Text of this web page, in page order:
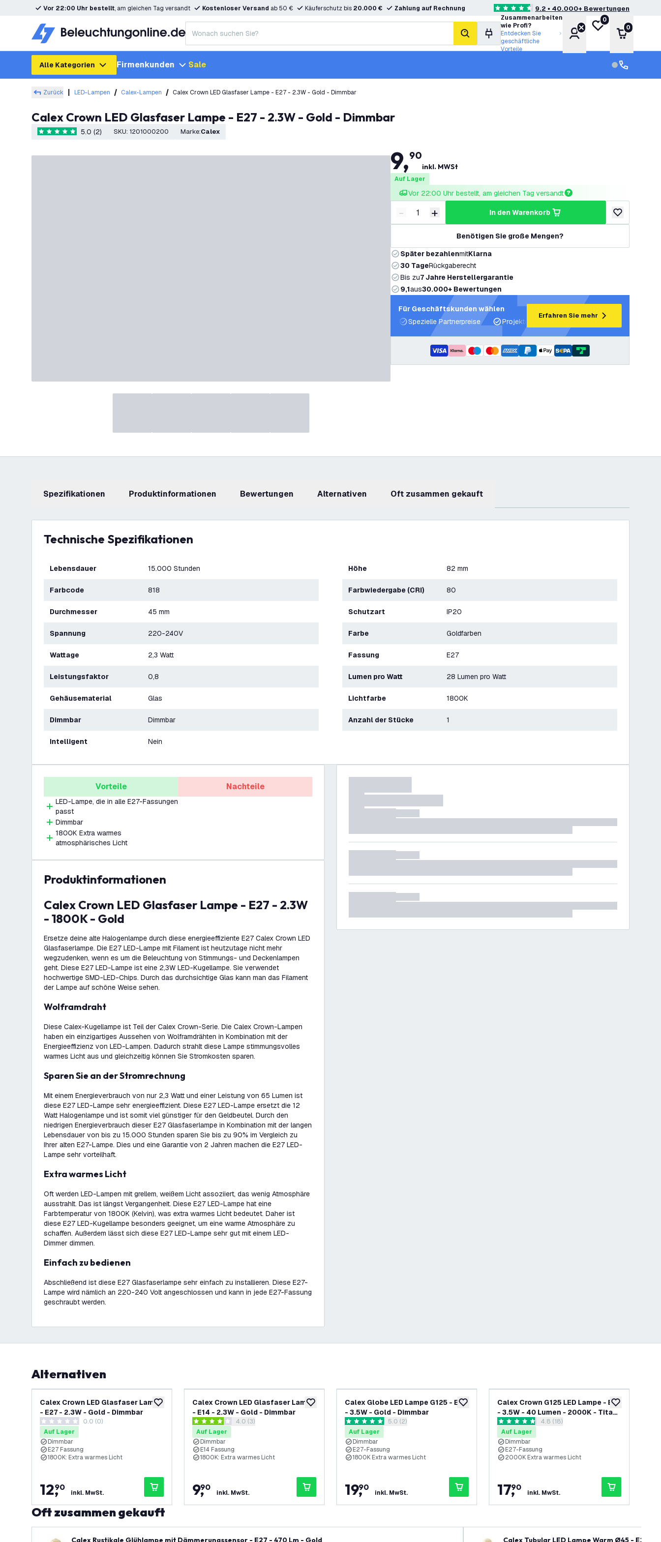
Vor 22:00 Uhr bestellt, am gleichen Tag versandt Kostenloser Versand ab 50 € Käuferschutz bis 20.000 € Zahlung auf Rechnung 4.6 Bewertungssterne9.2 • 40.000+ Bewertungen
Suche
Zusammenarbeiten
wie Profi?
Entdecken Sie
geschäftliche
Vorteile
Konto
Meine Wunschliste
0
Warenkorb
0
Alle Kategorien Firmenkunden Sale
Zurück LED-Lampen Calex-Lampen Calex Crown LED Glasfaser Lampe - E27 - 2.3W - Gold - Dimmbar
Calex Crown LED Glasfaser Lampe - E27 - 2.3W - Gold - Dimmbar
5 Bewertungssterne
5.0 (2) SKU: 1201000200 Marke: Calex
9,90
inkl. MWSt
Auf Lager
Vor 22:00 Uhr bestellt, am gleichen Tag versandt
Menge verringern
- Menge erhöhen
+ in den Warenkorb
zur
Benötigen Sie große Mengen?
Später bezahlenmitKlarna
30 TageRückgaberecht
Bis zu7 Jahre Herstellergarantie
9,1aus30.000+ Bewertungen
Für Geschäftskunden wählen
Spezielle Partnerpreise
Projektunterstützung und Lichtpläne
Erfahren Sie mehr
Spezifikationen Produktinformationen Bewertungen Alternativen Oft zusammen gekauft
Technische Spezifikationen
Lebensdauer 15.000 Stunden
Farbcode 818
Durchmesser 45 mm
Spannung 220-240V
Wattage 2,3 Watt
Leistungsfaktor 0,8
Gehäusematerial Glas
Dimmbar Dimmbar
Intelligent Nein
Höhe 82 mm
Farbwiedergabe (CRI) 80
Schutzart IP20
Farbe Goldfarben
Fassung E27
Lumen pro Watt 28 Lumen pro Watt
Lichtfarbe 1800K
Anzahl der Stücke 1
Vorteile
LED-Lampe, die in alle E27-Fassungen
passt
Dimmbar
1800K Extra warmes
atmosphärisches Licht
Nachteile
Produktinformationen
Calex Crown LED Glasfaser Lampe - E27 - 2.3W
- 1800K - Gold
Ersetze deine alte Halogenlampe durch diese energieeffiziente E27 Calex Crown LED
Glasfaserlampe. Die E27 LED-Lampe mit Filament ist heutzutage nicht mehr
wegzudenken, wenn es um die Beleuchtung von Stimmungs- und Deckenlampen
geht. Diese E27 LED-Lampe ist eine 2,3W LED-Kugellampe. Sie verwendet
hochwertige SMD-LED-Chips. Durch das durchsichtige Glas kann man das Filament
der Lampe auf schöne Weise sehen.
Wolframdraht
Diese Calex-Kugellampe ist Teil der Calex Crown-Serie. Die Calex Crown-Lampen
haben ein einzigartiges Aussehen von Wolframdrähten in Kombination mit der
Energieeffizienz von LED-Lampen. Dadurch strahlt diese Lampe stimmungsvolles
warmes Licht aus und gleichzeitig können Sie Stromkosten sparen.
Sparen Sie an der Stromrechnung
Mit einem Energieverbrauch von nur 2,3 Watt und einer Leistung von 65 Lumen ist
diese E27 LED-Lampe sehr energieeffizient. Diese E27 LED-Lampe ersetzt die 12
Watt Halogenlampe und ist somit viel günstiger für den Geldbeutel. Durch den
niedrigen Energieverbrauch dieser E27 Glasfaserlampe in Kombination mit der langen
Lebensdauer von bis zu 15.000 Stunden sparen Sie bis zu 90% im Vergleich zu
Ihrer alten E27-Lampe. Dies und eine Garantie von 2 Jahren machen die E27 LED-
Lampe sehr vorteilhaft.
Extra warmes Licht
Oft werden LED-Lampen mit grellem, weißem Licht assoziiert, das wenig Atmosphäre
ausstrahlt. Das ist längst Vergangenheit. Diese E27 LED-Lampe hat eine
Farbtemperatur von 1800K (Kelvin), was extra warmes Licht bedeutet. Daher ist
diese E27 LED-Kugellampe besonders geeignet, um eine warme Atmosphäre zu
schaffen. Außerdem lässt sich diese E27 LED-Lampe sehr gut mit einem LED-
Dimmer dimmen.
Einfach zu bedienen
Abschließend ist diese E27 Glasfaserlampe sehr einfach zu installieren. Diese E27-
Lampe wird nämlich an 220-240 Volt angeschlossen und kann in jede E27-Fassung
geschraubt werden.
Alternativen
zur Wunschliste hinzufügen
Calex Crown LED Glasfaser Lampe
- E27 - 2.3W - Gold - Dimmbar
0 Bewertungssterne
0.0 (0)
Auf Lager
Dimmbar
E27 Fassung
1800K: Extra warmes Licht
12,
90
inkl. MwSt.
zur Wunschliste hinzufügen
Calex Crown LED Glasfaser Lampe
- E14 - 2.3W - Gold - Dimmbar
Bewertungsbereich öffnen
4 Bewertungssterne
4.0 (3)
Auf Lager
Dimmbar
E14 Fassung
1800K: Extra warmes Licht
9,
90
inkl. MwSt.
zur Wunschliste hinzufügen
Calex Globe LED Lampe G125 - E27
- 3.5W - Gold - Dimmbar
Bewertungsbereich öffnen
5 Bewertungssterne
5.0 (2)
Auf Lager
Dimmbar
E27-Fassung
1800K Extra warmes Licht
19,
90
inkl. MwSt.
zur
Calex Crown G125 LED Lampe - E27
- 3.5W - 40 Lumen - 2000K - Titan
- DimmbarBewertungsbereich öffnen
4.8 Bewertungssterne
4.8 (18)
Auf Lager
Dimmbar
E27-Fassung
2000K Extra warmes Licht
17,
90
inkl. MwSt.
Oft zusammen gekauft
Calex Rustikale Glühlampe mit Dämmerungssensor - E27 - 470 Lm - Gold Calex Tubular LED Lampe Warm Ø45 - E27 -